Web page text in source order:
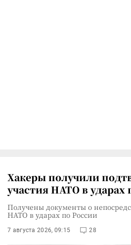
Хакеры получили
участия НАТО в ударах
Получены документы о
НАТО в ударах по России
7 августа 2026, 09:15 28